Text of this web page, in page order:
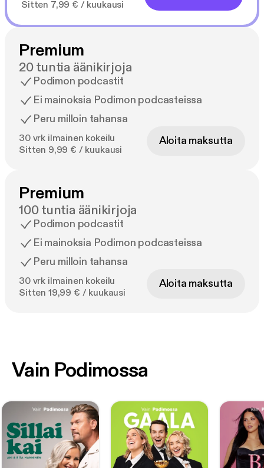
Sitten 7,99 € / kuukausi
Premium
20 tuntia äänikirjoja
Podimon podcastit
Ei mainoksia Podimon podcasteissa
Peru milloin tahansa
30 vrk ilmainen kokeilu
Sitten 9,99 € / kuukausi
Aloita maksutta
Premium
100 tuntia äänikirjoja
Podimon podcastit
Ei mainoksia Podimon podcasteissa
Peru milloin tahansa
30 vrk ilmainen kokeilu
Sitten 19,99 € / kuukausi
Aloita maksutta
Vain Podimossa